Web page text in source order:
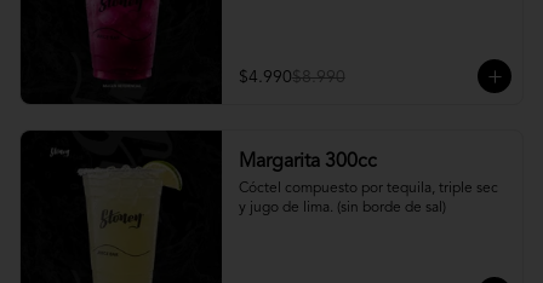
$4.990$8.990
Margarita 300cc
Cóctel compuesto por tequila, triple sec
y jugo de lima. (sin borde de sal)